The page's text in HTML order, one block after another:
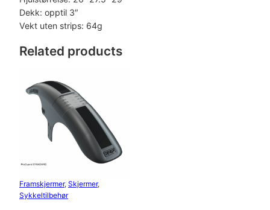
Dekk: opptil 3″
Vekt uten strips: 64g
Related products
Framskjermer, Skjermer
Sykkeltilbehør